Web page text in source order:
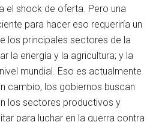
el shock de oferta. Pero una
para hacer eso requeriría un
los principales sectores de la
la energía y la agricultura; y la
mundial. Eso es actualmente
cambio, los gobiernos buscan
los sectores productivos y
para luchar en la guerra contra